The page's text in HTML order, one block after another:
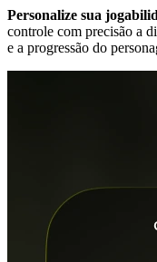
Personalize sua
controle com precisão a
e a progressão do